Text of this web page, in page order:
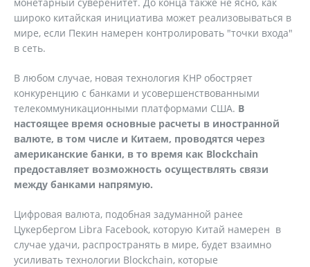
широко китайская инициатива может реализовываться в
мире, если Пекин намерен контролировать "точки входа"
в сеть.
В любом случае, новая технология КНР обостряет
конкуренцию с банками и усовершенствованными
телекоммуникационными платформами США. В
настоящее время основные расчеты в иностранной
валюте, в том числе и Китаем, проводятся через
американские банки, в то время как Blockchain
предоставляет возможность осуществлять связи
между банками напрямую.
Цифровая валюта, подобная задуманной ранее
Цукербергом Libra Facebook, которую Китай намерен в
случае удачи, распространять в мире, будет взаимно
усиливать технологии Blockchain, которые